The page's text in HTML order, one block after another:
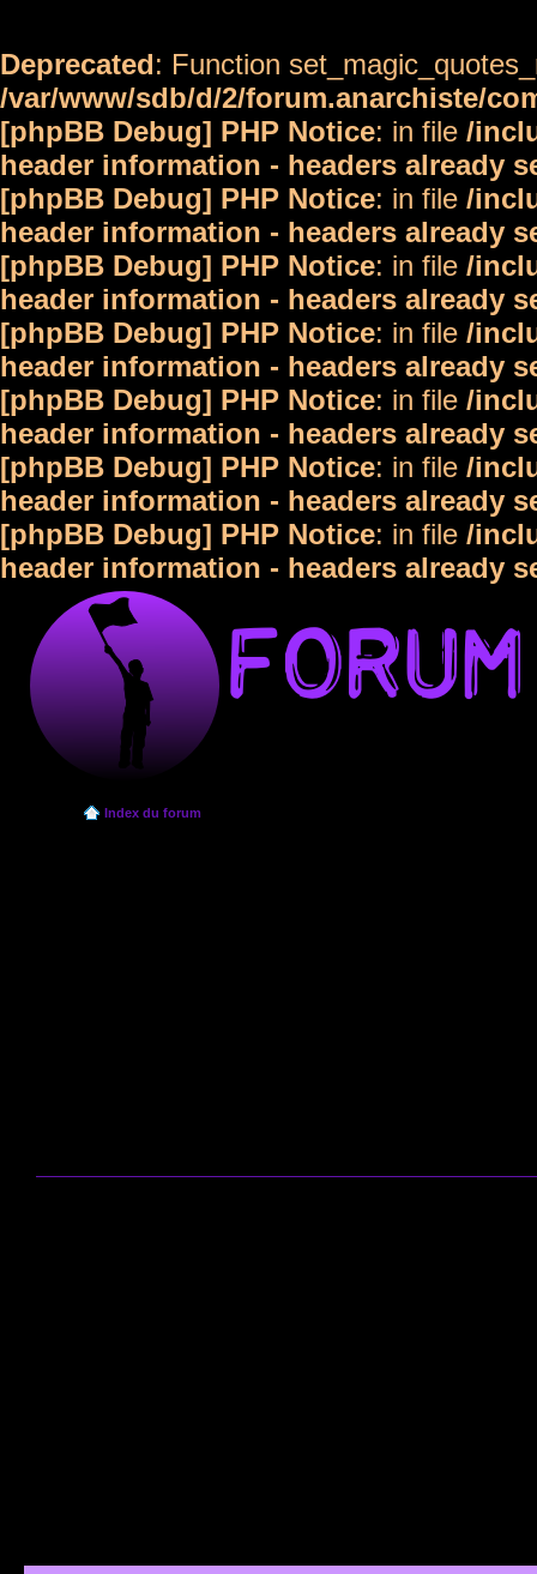
Deprecated: Function
/var/www/sdb/d/2/forum.anarchiste/
[phpBB Debug] PHP Notice: in file /
header information - headers already
[phpBB Debug] PHP Notice: in file /
header information - headers already
[phpBB Debug] PHP Notice: in file /
header information - headers already
[phpBB Debug] PHP Notice: in file /
header information - headers already
[phpBB Debug] PHP Notice: in file /
header information - headers already
[phpBB Debug] PHP Notice: in file /
header information - headers already
[phpBB Debug] PHP Notice: in file /
header information - headers already
Index du forum